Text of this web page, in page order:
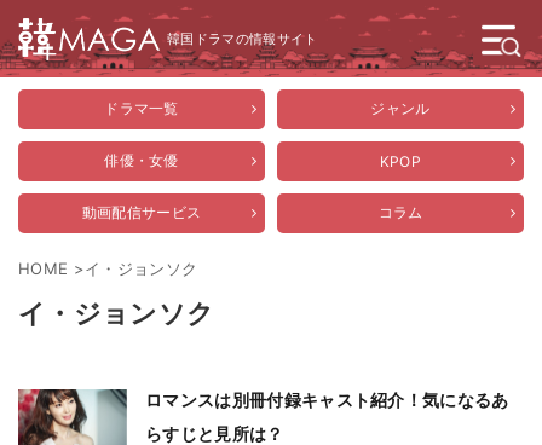
韓国ドラマの情報サイト
ドラマ一覧 ジャンル
俳優・女優 KPOP
動画配信サービス コラム
HOME >イ・ジョンソク
イ・ジョンソク
ロマンスは別冊付録キャスト紹介！気になるあ
らすじと見所は？